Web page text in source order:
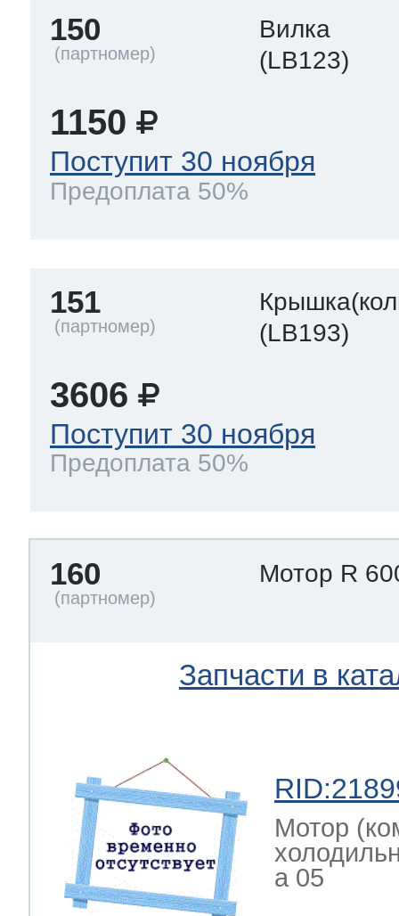
150
Вилка
(LB123)
1150
Поступит 30 ноября
Предоплата 50%
151
(LB193)
3606
Поступит 30 ноября
Предоплата 50%
160 Мотор R
Запчасти в
Мотор
a 05